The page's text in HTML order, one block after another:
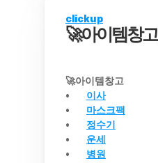
clickup
🚀아이템창고
🚀아이템창고
이사
마스크팩
정수기
운세
병원